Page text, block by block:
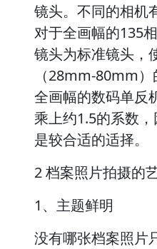
镜头。不同的相机
对于全画幅的135
镜头为标准镜头，
（28mm-80mm
全画幅的数码单反
乘上约1.5的系数
是较合适的适择。
2 档案照片拍摄的
1、主题鲜明
没有哪张档案照片